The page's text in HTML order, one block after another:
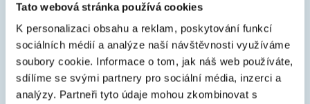
Tato webová stránka používá cookies
K personalizaci obsahu a reklam, poskytování funkcí
sociálních médií a analýze naší návštěvnosti využíváme
soubory cookie. Informace o tom, jak náš web používáte,
sdílíme se svými partnery pro sociální média, inzerci a
analýzy. Partneři tyto údaje mohou zkombinovat s
Rozcestník systémů
KOS
Courses
Intranet